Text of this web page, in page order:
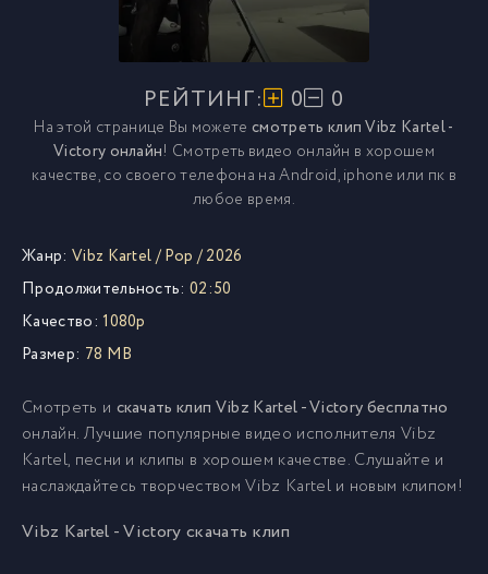
РЕЙТИНГ: 0 0
На этой странице Вы можете смотреть клип Vibz Kartel -
Victory онлайн! Смотреть видео онлайн в хорошем
качестве, со своего телефона на Android, iphone или пк в
любое время.
Жанр: Vibz Kartel/Pop /2026
Продолжительность: 02:50
Качество: 1080p
Размер: 78 MB
Смотреть и скачать клип Vibz Kartel - Victory бесплатно
онлайн. Лучшие популярные видео исполнителя Vibz
Kartel, песни и клипы в хорошем качестве. Слушайте и
наслаждайтесь творчеством Vibz Kartel и новым клипом!
Vibz Kartel - Victory скачать клип